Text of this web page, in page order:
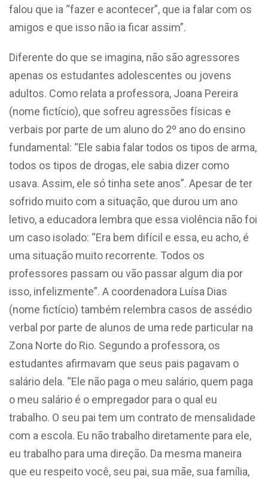
falou que ia “fazer e acontecer”, que ia falar com os
amigos e que isso não ia ficar assim”.
Diferente do que se imagina, não são agressores
apenas os estudantes adolescentes ou jovens
adultos. Como relata a professora, Joana Pereira
(nome fictício), que sofreu agressões físicas e
verbais por parte de um aluno do 2º ano do ensino
fundamental: “Ele sabia falar todos os tipos de arma,
todos os tipos de drogas, ele sabia dizer como
usava. Assim, ele só tinha sete anos”. Apesar de ter
sofrido muito com a situação, que durou um ano
letivo, a educadora lembra que essa violência não foi
um caso isolado: “Era bem difícil e essa, eu acho, é
uma situação muito recorrente. Todos os
professores passam ou vão passar algum dia por
isso, infelizmente”. A coordenadora Luísa Dias
(nome fictício) também relembra casos de assédio
verbal por parte de alunos de uma rede particular na
Zona Norte do Rio. Segundo a professora, os
estudantes afirmavam que seus pais pagavam o
salário dela. “Ele não paga o meu salário, quem paga
o meu salário é o empregador para o qual eu
trabalho. O seu pai tem um contrato de mensalidade
com a escola. Eu não trabalho diretamente para ele,
eu trabalho para uma direção. Da mesma maneira
que eu respeito você, seu pai, sua mãe, sua família,